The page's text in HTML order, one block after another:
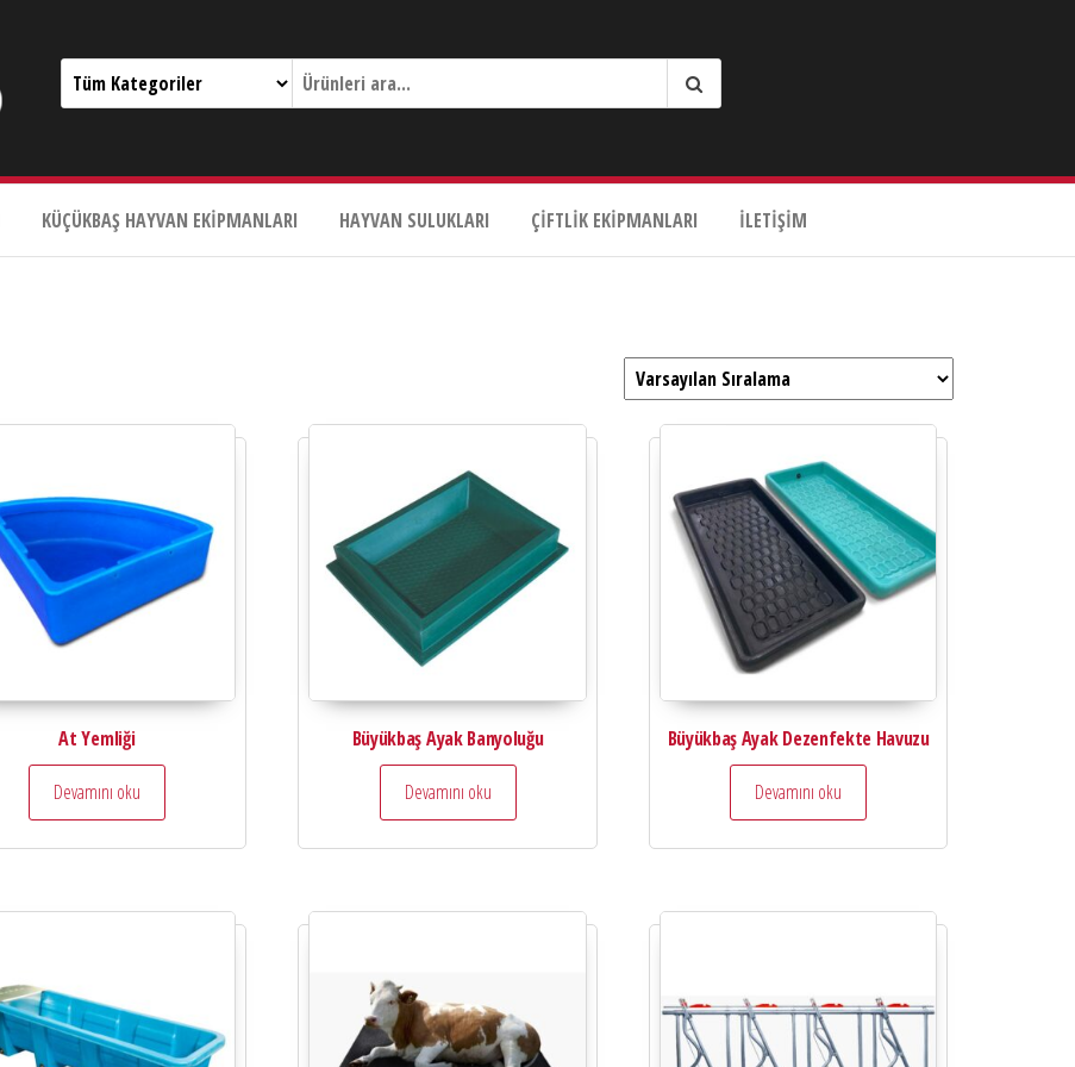
KÜÇÜKBAŞ HAYVAN EKIPMANLARI HAYVAN SULUKLARI ÇIFTLIK EKIPMANLARI İLETIŞIM
At Yemliği
Devamını oku
Büyükbaş Ayak Banyoluğu
Devamını oku
Büyükbaş Ayak Dezenfekte Havuzu
Devamını oku